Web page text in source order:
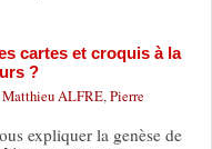
cartes et croquis à la
?
Matthieu ALFRE, Pierre
expliquer la genèse de